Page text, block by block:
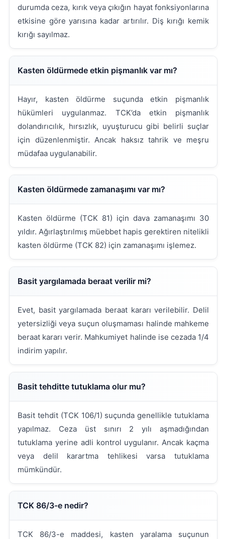
durumda ceza, kırık veya çıkığın hayat fonksiyonlarına
etkisine göre yarısına kadar artırılır. Diş kırığı kemik
kırığı sayılmaz.
Kasten öldürmede etkin pişmanlık var mı?
Hayır, kasten öldürme suçunda etkin pişmanlık
hükümleri uygulanmaz. TCK’da etkin pişmanlık
dolandırıcılık, hırsızlık, uyuşturucu gibi belirli suçlar
için düzenlenmiştir. Ancak haksız tahrik ve meşru
müdafaa uygulanabilir.
Kasten öldürmede zamanaşımı var mı?
Kasten öldürme (TCK 81) için dava zamanaşımı 30
yıldır. Ağırlaştırılmış müebbet hapis gerektiren nitelikli
kasten öldürme (TCK 82) için zamanaşımı işlemez.
Basit yargılamada beraat verilir mi?
Evet, basit yargılamada beraat kararı verilebilir. Delil
yetersizliği veya suçun oluşmaması halinde mahkeme
beraat kararı verir. Mahkumiyet halinde ise cezada 1/4
indirim yapılır.
Basit tehditte tutuklama olur mu?
Basit tehdit (TCK 106/1) suçunda genellikle tutuklama
yapılmaz. Ceza üst sınırı 2 yılı aşmadığından
tutuklama yerine adli kontrol uygulanır. Ancak kaçma
veya delil karartma tehlikesi varsa tutuklama
mümkündür.
TCK 86/3-e nedir?
TCK 86/3-e maddesi, kasten yaralama suçunun